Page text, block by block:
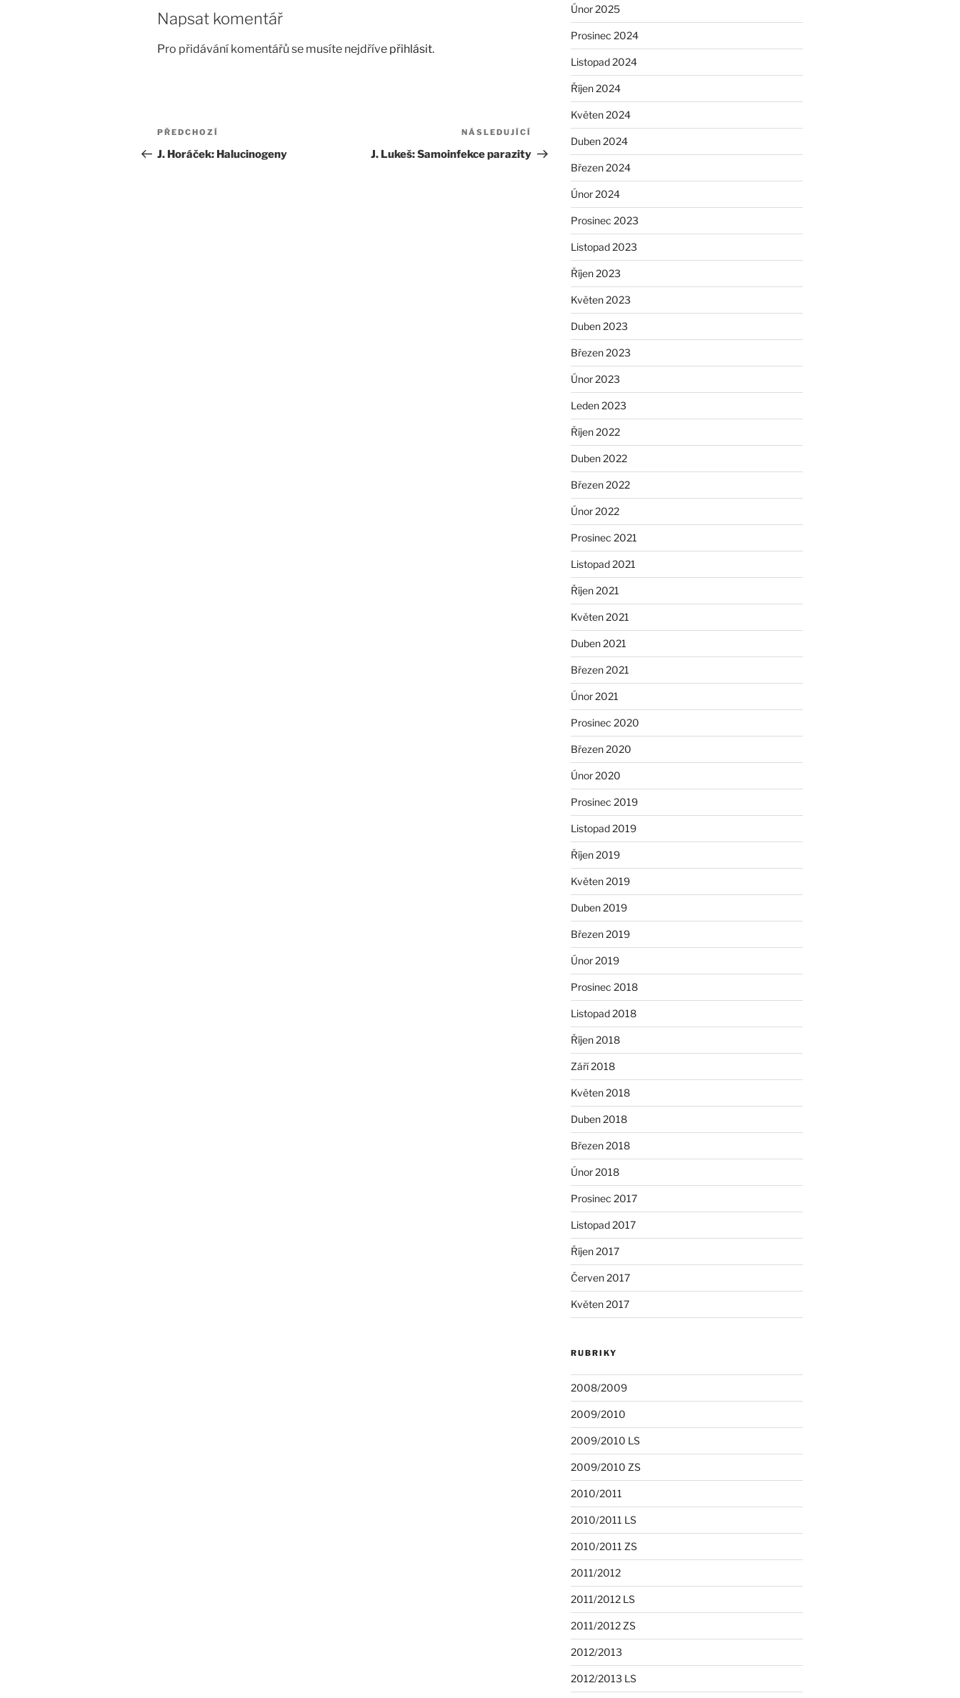
Napsat komentář
Pro přidávání komentářů se musíte nejdříve přihlásit.
Navigace
pro
Předchozí
příspěvek
PŘEDCHOZÍ
J. Horáček: Halucinogeny
Následující
příspěvek
NÁSLEDUJÍCÍ
J. Lukeš: Samoinfekce parazity
Únor 2025
Prosinec 2024
Listopad 2024
Říjen 2024
Květen 2024
Duben 2024
Březen 2024
Únor 2024
Prosinec 2023
Listopad 2023
Říjen 2023
Květen 2023
Duben 2023
Březen 2023
Únor 2023
Leden 2023
Říjen 2022
Duben 2022
Březen 2022
Únor 2022
Prosinec 2021
Listopad 2021
Říjen 2021
Květen 2021
Duben 2021
Březen 2021
Únor 2021
Prosinec 2020
Březen 2020
Únor 2020
Prosinec 2019
Listopad 2019
Říjen 2019
Květen 2019
Duben 2019
Březen 2019
Únor 2019
Prosinec 2018
Listopad 2018
Říjen 2018
Září 2018
Květen 2018
Duben 2018
Březen 2018
Únor 2018
Prosinec 2017
Listopad 2017
Říjen 2017
Červen 2017
Květen 2017
RUBRIKY
2008/2009
2009/2010
2009/2010 LS
2009/2010 ZS
2010/2011
2010/2011 LS
2010/2011 ZS
2011/2012
2011/2012 LS
2011/2012 ZS
2012/2013
2012/2013 LS